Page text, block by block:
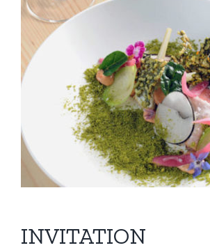
INVITATION